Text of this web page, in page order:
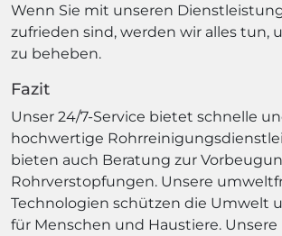
Wenn Sie mit unseren
zufrieden sind, werden wir alles tun,
zu beheben.
Fazit
Unser 24/7-Service bietet schnelle
hochwertige
bieten auch Beratung zur
Rohrverstopfungen. Unsere
Technologien schützen die Umwelt
für Menschen und Haustiere.